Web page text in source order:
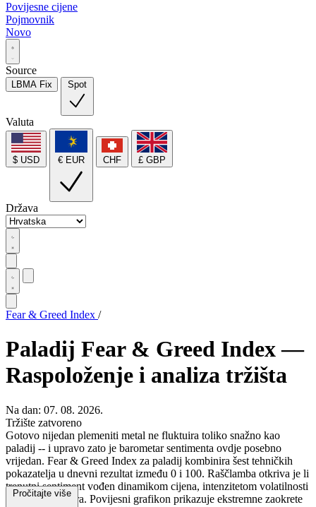
Povijesne cijene
Pojmovnik
Novo
Source
LBMA Fix Spot
Valuta
$ USD € EUR CHF £ GBP
Država
Fear & Greed Index /
Paladij Fear & Greed Index —
Raspoloženje i analiza tržišta
Na dan: 07. 08. 2026.
Tržište zatvoreno
Gotovo nijedan plemeniti metal ne fluktuira toliko snažno kao
paladij -- i upravo zato je barometar sentimenta ovdje posebno
vrijedan. Fear & Greed Index za paladij kombinira šest tehničkih
pokazatelja u dnevni rezultat između 0 i 100. Raščlamba otkriva je li
trenutni sentiment vođen dinamikom cijena, intenzitetom volatilnosti
ili trendom dolara. Povijesni grafikon prikazuje ekstremne zaokrete